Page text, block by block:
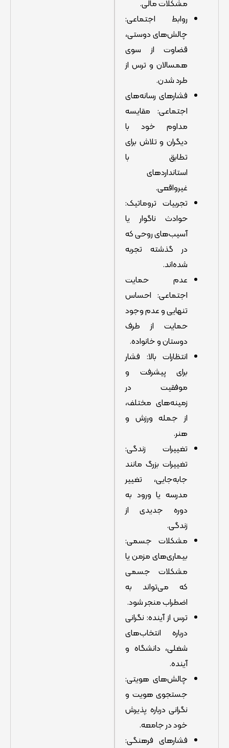
مشکلات مالی.
روابط اجتماعی:
چالش‌های دوستی،
قضاوت از سوی
همسالان و ترس از
طرد شدن.
فشارهای رسانه‌های
اجتماعی: مقایسه
مداوم خود با
دیگران و تلاش برای
تطابق با
استانداردهای
غیرواقعی.
تجربیات تروماتیک:
حوادث ناگوار یا
آسیب‌های روحی که
در گذشته تجربه
شده‌اند.
عدم حمایت
اجتماعی: احساس
تنهایی و عدم وجود
حمایت از طرف
دوستان و خانواده.
انتظارات بالا: فشار
برای پیشرفت و
موفقیت در
زمینه‌های مختلف،
از جمله ورزش و
هنر.
تغییرات زندگی:
تغییرات بزرگ مانند
جابه‌جایی، تغییر
مدرسه یا ورود به
دوره جدیدی از
زندگی.
مشکلات جسمی:
بیماری‌های مزمن یا
مشکلات جسمی
که می‌تواند به
اضطراب منجر شود.
ترس از آینده: نگرانی
درباره انتخاب‌های
شغلی، دانشگاه و
آینده.
چالش‌های هویتی:
جستجوی هویت و
نگرانی درباره پذیرش
خود در جامعه.
فشارهای فرهنگی: